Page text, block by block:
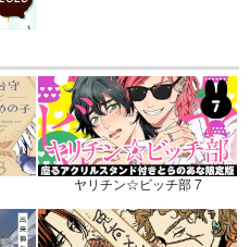
ヤリチン☆ビッチ部 7